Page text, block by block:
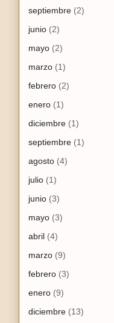
septiembre (2)
junio (2)
mayo (2)
marzo (1)
febrero (2)
enero (1)
diciembre (1)
septiembre (1)
agosto (4)
julio (1)
junio (3)
mayo (3)
abril (4)
marzo (9)
febrero (3)
enero (9)
diciembre (13)